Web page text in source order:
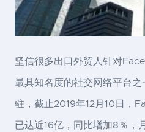
坚信很多出口外贸人针对
最具知名度的社交网络平台
驻，截止2019年12月10日，
已达近16亿，同比增加8％，